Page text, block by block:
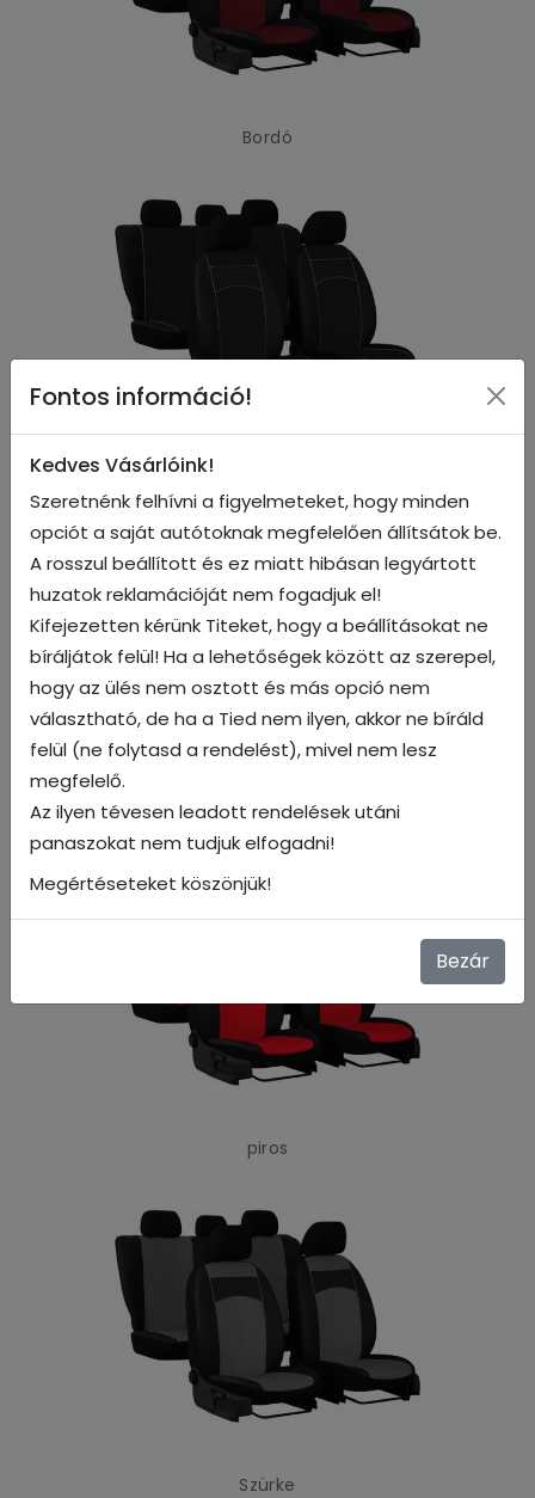
Bordó
Kék
piros
Szürke
Fontos információ!
Kedves Vásárlóink!
Szeretnénk felhívni a figyelmeteket, hogy minden
opciót a saját autótoknak megfelelően állítsátok be.
A rosszul beállított és ez miatt hibásan legyártott
huzatok reklamációját nem fogadjuk el!
Kifejezetten kérünk Titeket, hogy a beállításokat ne
bíráljátok felül! Ha a lehetőségek között az szerepel,
hogy az ülés nem osztott és más opció nem
választható, de ha a Tied nem ilyen, akkor ne bíráld
felül (ne folytasd a rendelést), mivel nem lesz
megfelelő.
Az ilyen tévesen leadott rendelések utáni
panaszokat nem tudjuk elfogadni!
Megértéseteket köszönjük!
Bezár